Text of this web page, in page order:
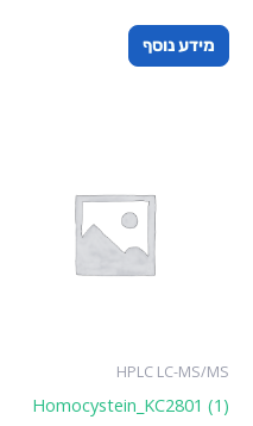
מידע נוסף
HPLC LC-MS/MS
Homocystein_KC2801 (1)